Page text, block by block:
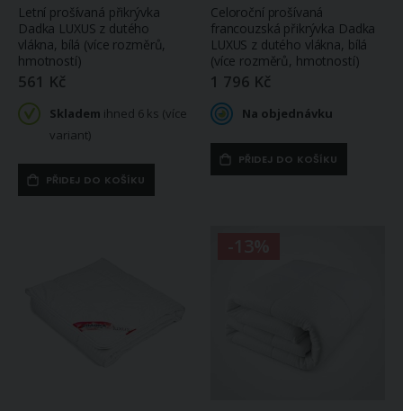
Letní prošívaná přikrývka
Dadka LUXUS z dutého
vlákna, bílá (více rozměrů,
hmotností)
561 Kč
Skladem ihned 6 ks (více
variant)
PŘIDEJ DO KOŠÍKU
Celoroční prošívaná
francouzská přikrývka Dadka
LUXUS z dutého vlákna, bílá
(více rozměrů, hmotností)
1 796 Kč
Na objednávku
PŘIDEJ DO KOŠÍKU